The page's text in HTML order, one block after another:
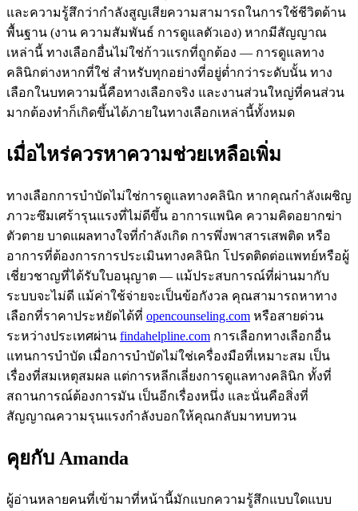
และความรู้สึกว่ากำลังสูญเสียความสามารถในการใช้ชีวิตด้าน
พื้นฐาน (งาน ความสัมพันธ์ การดูแลตัวเอง) หากมีสัญญาณ
เหล่านี้ ทางเลือกอื่นไม่ใช่ก้าวแรกที่ถูกต้อง — การดูแลทาง
คลินิกต่างหากที่ใช่ สำหรับทุกอย่างที่อยู่ต่ำกว่าระดับนั้น ทาง
เลือกในบทความนี้คือทางเลือกจริง และงานส่วนใหญ่ที่คนส่วน
มากต้องทำก็เกิดขึ้นได้ภายในทางเลือกเหล่านี้ทั้งหมด
เมื่อไหร่ควรหาความช่วยเหลือเพิ่ม
ทางเลือกการบำบัดไม่ใช่การดูแลทางคลินิก หากคุณกำลังเผชิญ
ภาวะซึมเศร้ารุนแรงที่ไม่ดีขึ้น อาการแพนิค ความคิดอยากฆ่า
ตัวตาย บาดแผลทางใจที่กำลังเกิด การพึ่งพาสารเสพติด หรือ
อาการที่ต้องการการประเมินทางคลินิก โปรดติดต่อแพทย์หรือผู้
เชี่ยวชาญที่ได้รับใบอนุญาต — แม้ประสบการณ์ที่ผ่านมากับ
ระบบจะไม่ดี แม้ค่าใช้จ่ายจะเป็นข้อกังวล คุณสามารถหาทาง
เลือกที่ราคาประหยัดได้ที่ opencounseling.com หรือสายด่วน
ระหว่างประเทศผ่าน findahelpline.com การเลือกทางเลือกอื่น
แทนการบำบัด เมื่อการบำบัดไม่ใช่เครื่องมือที่เหมาะสม เป็น
เรื่องที่สมเหตุสมผล แต่การหลีกเลี่ยงการดูแลทางคลินิก ทั้งที่
สถานการณ์ต้องการมัน เป็นอีกเรื่องหนึ่ง และนั่นคือสิ่งที่
สัญญาณความรุนแรงกำลังบอกให้คุณกลับมาทบทวน
คุยกับ Amanda
ผู้อ่านหลายคนที่เข้ามาที่หน้านี้มักแบกความรู้สึกแบบใดแบบ